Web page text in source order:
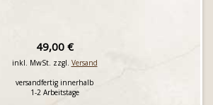
49,00 €
inkl. MwSt. zzgl. Versand
versandfertig innerhalb
1-2 Arbeitstage